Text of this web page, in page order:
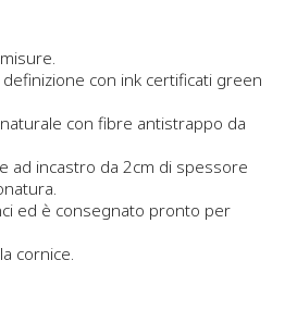
con ink certificati green
con fibre antistrappo da
ad incastro da 2cm di spessore
ed è consegnato pronto per
cornice.